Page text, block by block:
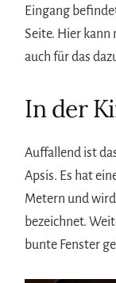
Eingang
Seite. Hier
auch für das
In der
Auffallend ist
Apsis. Es hat
Metern und
bezeichnet.
bunte Fenster